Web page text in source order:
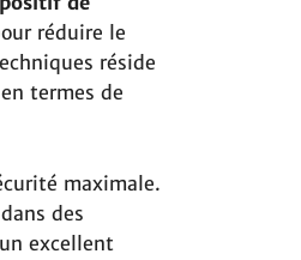
réduire le
réside
termes de
maximale.
des
excellent